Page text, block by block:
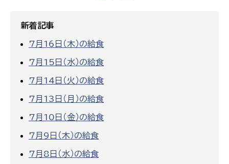
新着記事
7月16日（木）の給食
7月15日（水）の給食
7月14日（火）の給食
7月13日（月）の給食
7月10日（金）の給食
7月9日（木）の給食
7月8日（水）の給食